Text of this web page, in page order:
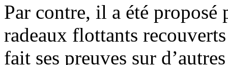
Par contre, il a été
radeaux flottants
fait ses preuves sur